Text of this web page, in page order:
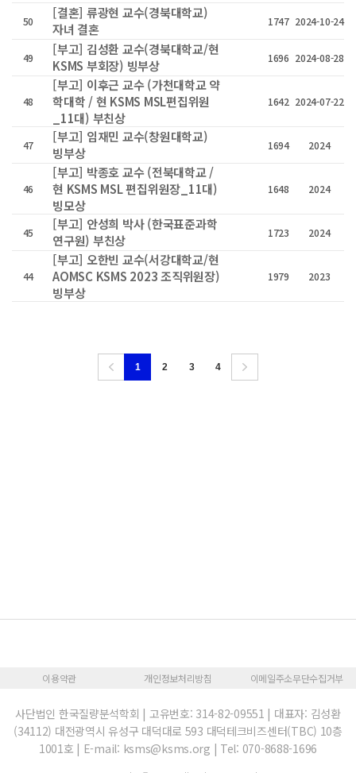
50
[결혼] 류광현 교수(경북대학교)
자녀 결혼
1747 2024-10-24
49
[부고] 김성환 교수(경북대학교/현
KSMS 부회장) 빙부상
1696 2024-08-28
48
[부고] 이후근 교수 (가천대학교 약
학대학 / 현 KSMS MSL편집위원
_11대) 부친상
1642 2024-07-22
47
[부고] 임재민 교수(창원대학교)
빙부상
1694 2024
46
[부고] 박종호 교수 (전북대학교 /
현 KSMS MSL 편집위원장_11대)
빙모상
1648 2024
45
[부고] 안성희 박사 (한국표준과학
연구원) 부친상
1723 2024
44
[부고] 오한빈 교수(서강대학교/현
AOMSC KSMS 2023 조직위원장)
빙부상
1979 2023
1 2 3 4
이용약관 개인정보처리방침 이메일주소무단수집거부
사단법인 한국질량분석학회 | 고유번호: 314-82-09551 | 대표자: 김성환
(34112) 대전광역시 유성구 대덕대로 593 대덕테크비즈센터(TBC) 10층
1001호 | E-mail: ksms@ksms.org | Tel: 070-8688-1696